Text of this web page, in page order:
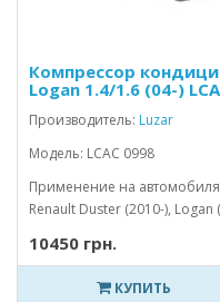
Компрессор
Logan 1.4/1.6 (04-)
Производитель: Luzar
Модель: LCAC 0998
Применение на
Renault Duster (2010-), Logan
10450 грн.
КУПИТЬ